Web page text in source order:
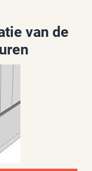
van de